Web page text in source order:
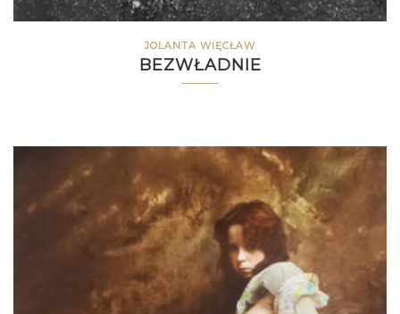
JOLANTA WIĘCŁAW
BEZWŁADNIE